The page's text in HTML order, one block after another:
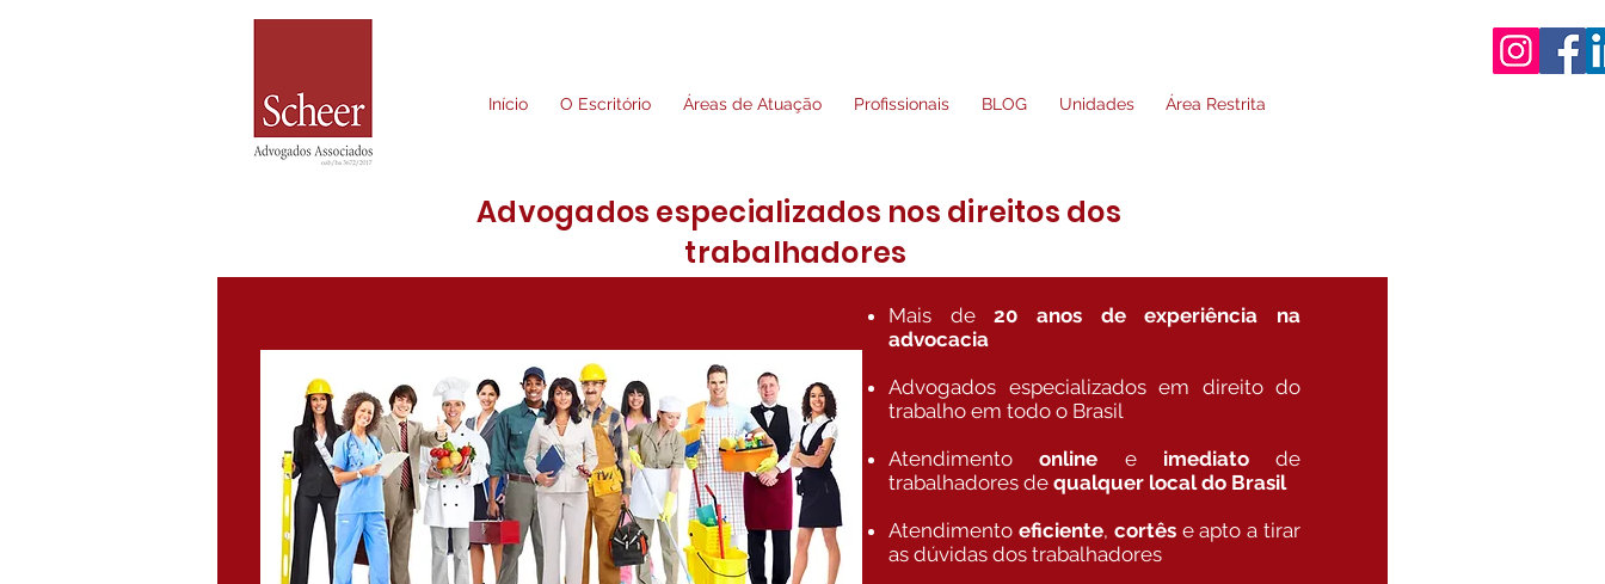
Início O Escritório Áreas de Atuação Profissionais BLOG Unidades Área Restrita
Advogados especializados nos direitos dos
trabalhadores
Mais de20 anos de experiência na
advocacia
Advogados especializados em direito do
trabalho em todo o Brasil
Atendimentoonline e imediato de
trabalhadores de qualquer local do Brasil
Atendimento eficiente, cortês e apto a tirar
as dúvidas dos trabalhadores